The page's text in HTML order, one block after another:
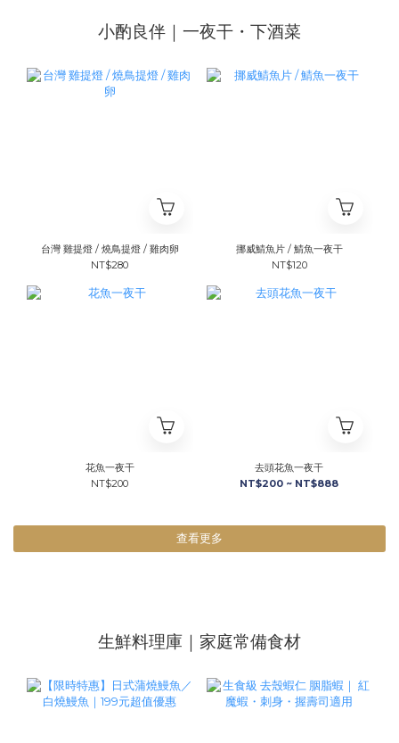
小酌良伴｜一夜干・下酒菜
台灣 雞提燈 / 燒鳥提燈 / 雞肉卵
NT$280
挪威鯖魚片 / 鯖魚一夜干
NT$120
花魚一夜干
NT$200
去頭花魚一夜干
NT$200 ~ NT$888
查看更多
生鮮料理庫｜家庭常備食材